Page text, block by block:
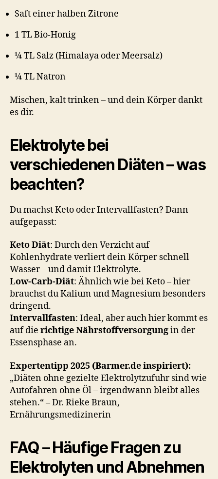
Saft einer halben Zitrone
1 TL Bio-Honig
¼ TL Salz (Himalaya oder Meersalz)
¼ TL Natron
Mischen, kalt trinken – und dein Körper dankt
es dir.
Elektrolyte bei
verschiedenen Diäten – was
beachten?
Du machst Keto oder Intervallfasten? Dann
aufgepasst:
Keto Diät: Durch den Verzicht auf
Kohlenhydrate verliert dein Körper schnell
Wasser – und damit Elektrolyte.
Low-Carb-Diät: Ähnlich wie bei Keto – hier
brauchst du Kalium und Magnesium besonders
dringend.
Intervallfasten: Ideal, aber auch hier kommt es
auf die richtige Nährstoffversorgungin der
Essensphase an.
Expertentipp 2025 (Barmer.de inspiriert):
„Diäten ohne gezielte Elektrolytzufuhr sind wie
Autofahren ohne Öl – irgendwann bleibt alles
stehen.“ – Dr. Rieke Braun,
Ernährungsmedizinerin
FAQ – Häufige Fragen zu
Elektrolyten und Abnehmen